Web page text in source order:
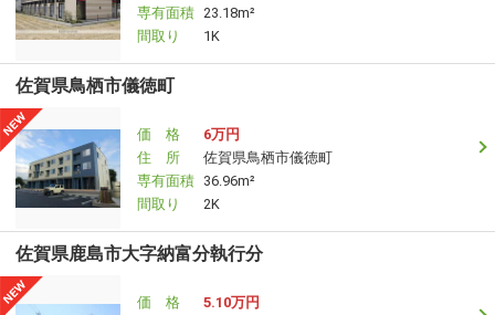
専有面積 23.18m²
間取り
1K
佐賀県鳥栖市儀徳町
価 格
6万円
住 所
佐賀県鳥栖市儀徳町
専有面積 36.96m²
間取り
2K
佐賀県鹿島市大字納富分執行分
価 格
5.10万円